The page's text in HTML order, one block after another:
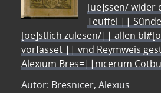
[ue]ssen/ wider
Teuffel ||
[oe]stlich zulesen/|| allen
vorfasset || vnd Reymweis
Alexium Bres=||nicerum
Autor: Bresnicer, Alexius